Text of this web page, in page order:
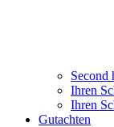
Second
Ihren
Ihren
Gutachten